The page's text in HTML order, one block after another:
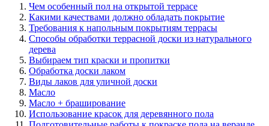
Чем особенный пол на открытой террасе
Какими качествами должно обладать покрытие
Требования к напольным покрытиям террасы
Способы обработки террасной доски из натурального
дерева
Выбираем тип краски и пропитки
Обработка доски лаком
Виды лаков для уличной доски
Масло
Масло + браширование
Использование красок для деревянного пола